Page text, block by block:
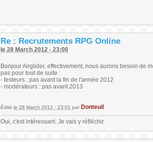
Re : Recrutements RPG Online
le 28 March 2012 - 23:00
Bonjour Airglider, effectivement, nous aurons besoin de
pas pour tout de suite :
- testeurs : pas avant la fin de l'année 2012
- modérateurs : pas avant 2013
Édité le 28 March 2012 - 23:01 par Donteuil
Oui, c'est intéressant. Je vais y réfléchir.